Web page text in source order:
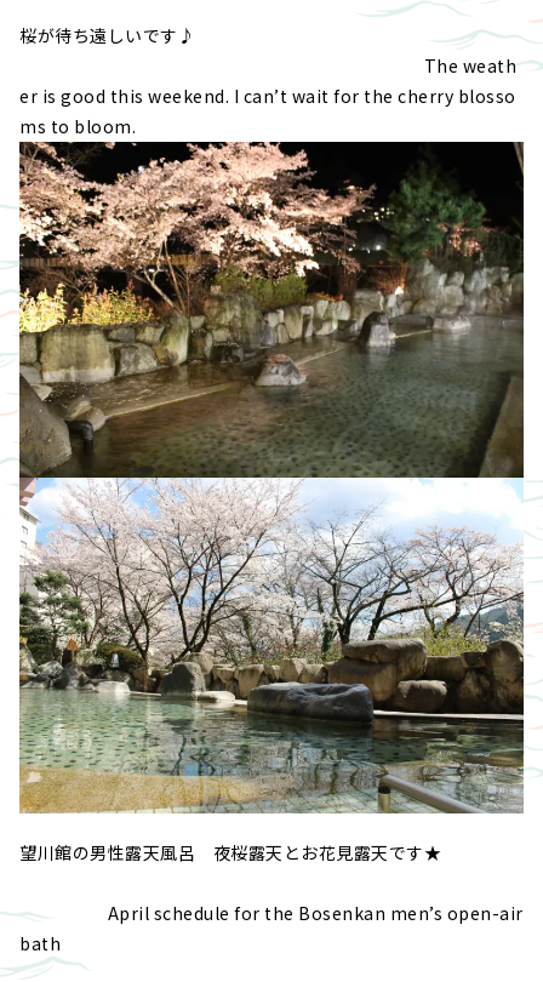
桜が待ち遠しいです♪
The weath
er is good this weekend. I can’t wait for the cherry blosso
ms to bloom.
望川館の男性露天風呂 夜桜露天とお花見露天です★
April schedule for the Bosenkan men’s open-air
bath